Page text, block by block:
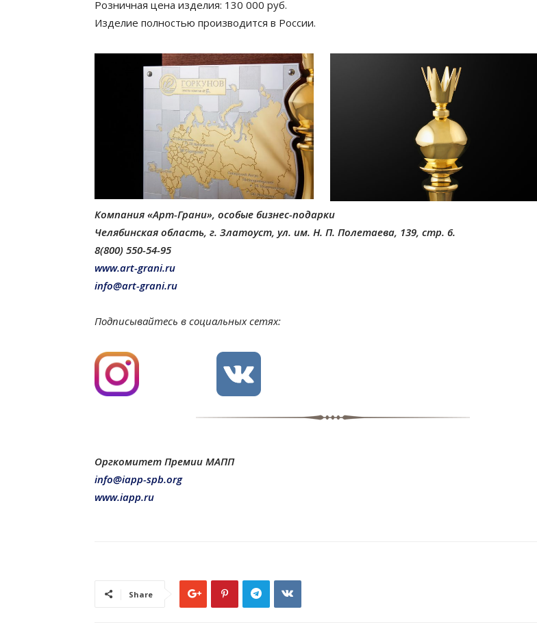
Розничная цена изделия: 130 000 руб.
Изделие полностью производится в России.
Компания «Арт-Грани», особые бизнес-подарки
Челябинская область, г. Златоуст, ул. им. Н. П. Полетаева, 139, стр. 6.
8(800) 550-54-95
www.art-grani.ru
info@art-grani.ru
Подписывайтесь в социальных сетях:
Оргкомитет Премии МАПП
info@iapp-spb.org
www.iapp.ru
Share